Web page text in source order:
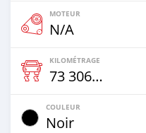
MOTEUR
N/A
KILOMÉTRAGE
73 306 Km
COULEUR
Noir